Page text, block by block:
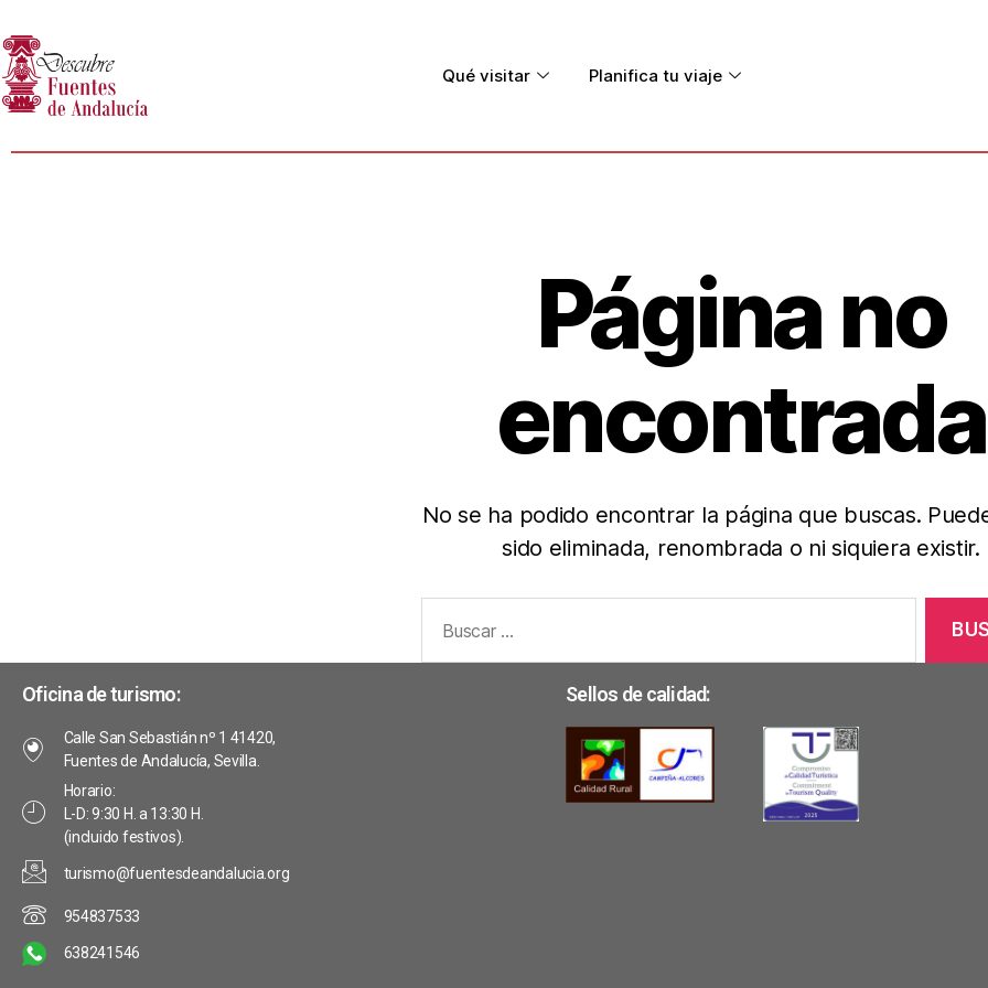
Qué visitar Planifica tu viaje
Página no
encontrada
No se ha podido encontrar la página que buscas.
sido eliminada, renombrada o ni siquiera existir.
Oficina de turismo:
Calle San Sebastián nº 1 41420,
Fuentes de Andalucía, Sevilla.
Horario:
L-D: 9:30 H. a 13:30 H.
(incluido festivos).
turismo@fuentesdeandalucia.org
954837533
638241546
Sellos de calidad: